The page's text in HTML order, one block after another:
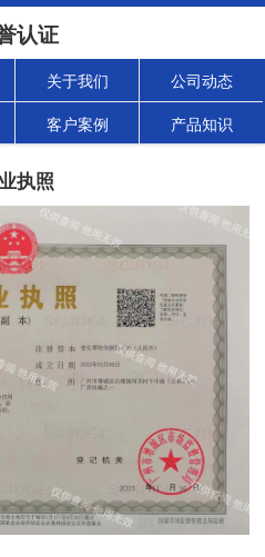
认证
关于我们 公司动态
客户案例 产品知识
执照